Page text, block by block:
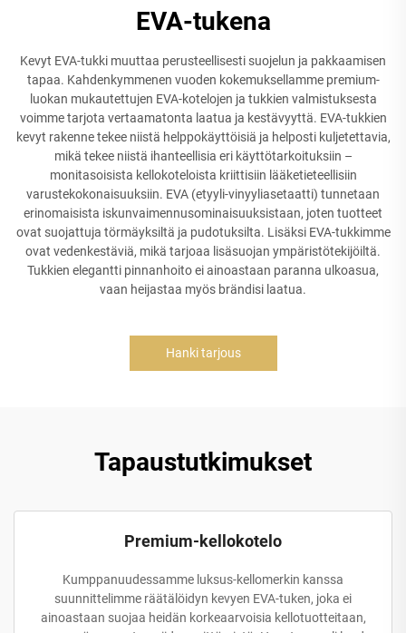
EVA-tukena
Kevyt EVA-tukki muuttaa perusteellisesti suojelun ja pakkaamisen
tapaa. Kahdenkymmenen vuoden kokemuksellamme premium-
luokan mukautettujen EVA-kotelojen ja tukkien valmistuksesta
voimme tarjota vertaamatonta laatua ja kestävyyttä. EVA-tukkien
kevyt rakenne tekee niistä helppokäyttöisiä ja helposti kuljetettavia,
mikä tekee niistä ihanteellisia eri käyttötarkoituksiin –
monitasoisista kellokoteloista kriittisiin lääketieteellisiin
varustekokonaisuuksiin. EVA (etyyli-vinyyliasetaatti) tunnetaan
erinomaisista iskunvaimennusominaisuuksistaan, joten tuotteet
ovat suojattuja törmäyksiltä ja pudotuksilta. Lisäksi EVA-tukkimme
ovat vedenkestäviä, mikä tarjoaa lisäsuojan ympäristötekijöiltä.
Tukkien elegantti pinnanhoito ei ainoastaan paranna ulkoasua,
vaan heijastaa myös brändisi laatua.
Hanki tarjous
Tapaustutkimukset
Premium-kellokotelo
Kumppanuudessamme luksus-kellomerkin kanssa
suunnittelimme räätälöidyn kevyen EVA-tuken, joka ei
ainoastaan suojaa heidän korkeaarvoisia kellotuotteitaan,